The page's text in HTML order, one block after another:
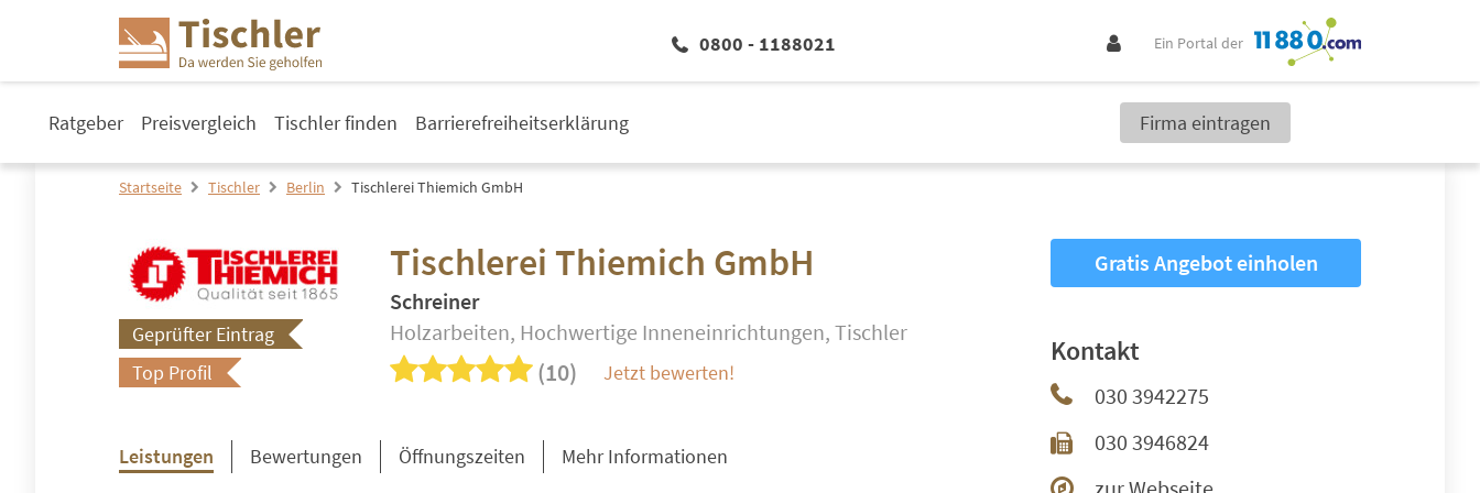
0800 - 1188021 Ein Portal der
Ratgeber Preisvergleich Tischler finden Barrierefreiheitserklärung Firma eintragen
Startseite Tischler Berlin Tischlerei Thiemich GmbH
Tischlerei Thiemich GmbH
Schreiner
Holzarbeiten, Hochwertige Inneneinrichtungen, Tischler
(10) Jetzt bewerten!
Geprüfter Eintrag
Top Profil
Leistungen Bewertungen Öffnungszeiten Mehr Informationen
Gratis Angebot einholen
Kontakt
030 3942275
030 3946824